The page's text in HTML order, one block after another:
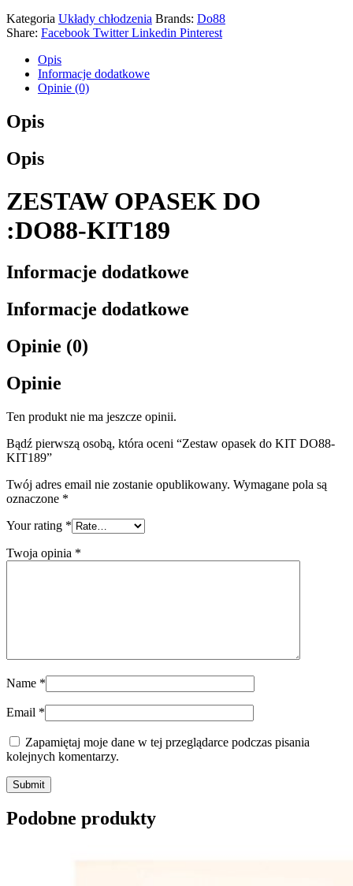
Kategoria Układy chłodzenia Brands: Do88
Share: Facebook Twitter Linkedin Pinterest
Opis
Informacje dodatkowe
Opinie (0)
Opis
Opis
ZESTAW OPASEK DO
:DO88-KIT189
Informacje dodatkowe
Informacje dodatkowe
Opinie (0)
Opinie
Ten produkt nie ma jeszcze opinii.
Bądź pierwszą osobą, która oceni “Zestaw opasek do KIT DO88-
KIT189”
Twój adres email nie zostanie opublikowany. Wymagane pola są
oznaczone *
Your rating *
Twoja opinia *
Name *
Email *
Zapamiętaj moje dane w tej przeglądarce podczas pisania
kolejnych komentarzy.
Submit
Podobne produkty